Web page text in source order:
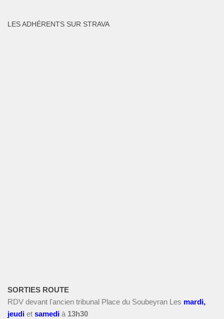
LES ADHÉRENTS SUR STRAVA
SORTIES ROUTE
RDV devant l'ancien tribunal Place du Soubeyran Les mardi,
jeudi et samedi à 13h30